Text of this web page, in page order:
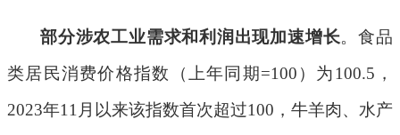
部分涉农工业需求和利润出现加速增长。食品
类居民消费价格指数（上年同期=100 ）为100.5 ，
2023年11 月以来该指数首次超过100 ，牛羊肉、水产